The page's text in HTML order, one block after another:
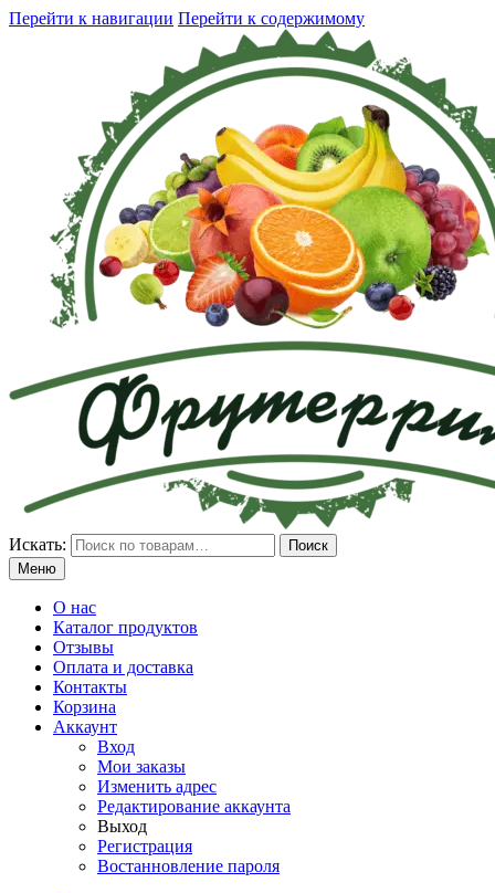
Перейти к навигации Перейти к содержимому
Искать:
Поиск
Меню
О нас
Каталог продуктов
Отзывы
Оплата и доставка
Контакты
Корзина
Аккаунт
Вход
Мои заказы
Изменить адрес
Редактирование аккаунта
Выход
Регистрация
Востанновление пароля